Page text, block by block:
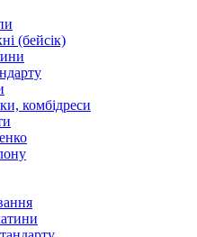
(бейсік)
комбідреси